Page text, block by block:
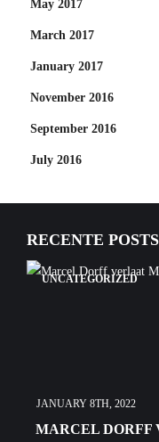
May 2017
March 2017
January 2017
November 2016
September 2016
July 2016
RECENTE POSTS
UNCATEGORIZED
JANUARY 8TH, 2022
MARCEL DORFF